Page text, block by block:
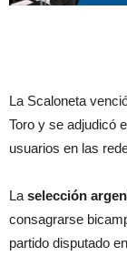
La Scaloneta
Toro y se adjudicó
usuarios en las
La selección
consagrarse
partido disputado